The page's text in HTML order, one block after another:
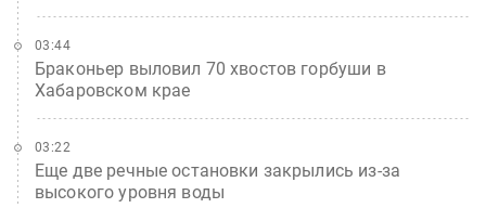
Браконьер выловил 70 хвостов горбуши в
Хабаровском крае
03:44
Еще две речные остановки закрылись из-за
высокого уровня воды
03:22